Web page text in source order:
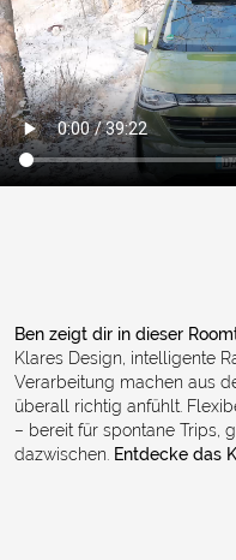
Ben zeigt dir in dieser
Klares Design, intelligente
Verarbeitung machen aus
überall richtig anfühlt.
– bereit für spontane Trips,
dazwischen. Entdecke das